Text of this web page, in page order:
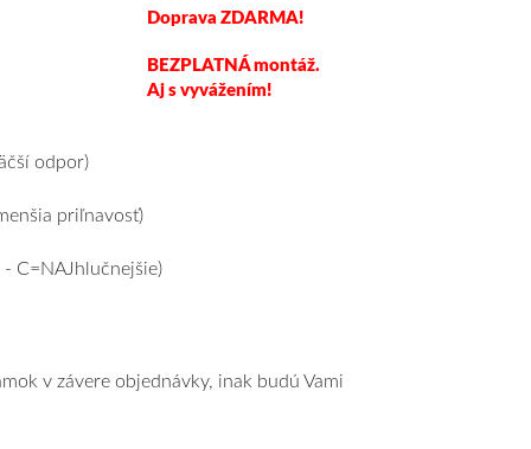
Doprava ZDARMA!
BEZPLATNÁ montáž.
Aj s vyvážením!
odpor)
priľnavosť)
C=NAJhlučnejšie)
v závere objednávky, inak budú Vami